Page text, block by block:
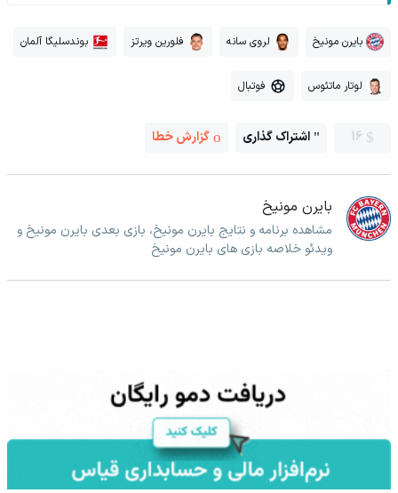
بایرن مونیخ لروی سانه فلورین ویرتز بوندسلیگا آلمان
لوتار ماتئوس فوتبال
16 اشتراک گذاری گزارش خطا
بایرن مونیخ
مشاهده برنامه و نتایج بایرن مونیخ، بازی بعدی بایرن مونیخ و
ویدئو خلاصه بازی های بایرن مونیخ